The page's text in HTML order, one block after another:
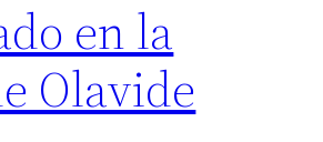
en la
Olavide